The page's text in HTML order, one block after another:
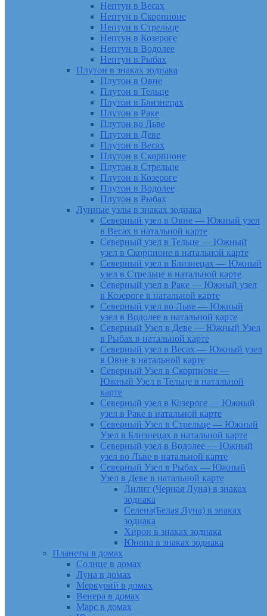
Нептун в Весах
Нептун в Скорпионе
Нептун в Стрельце
Нептун в Козероге
Нептун в Водолее
Нептун в Рыбах
Плутон в знаках зодиака
Плутон в Овне
Плутон в Тельце
Плутон в Близнецах
Плутон в Раке
Плутон во Льве
Плутон в Деве
Плутон в Весах
Плутон в Скорпионе
Плутон в Стрельце
Плутон в Козероге
Плутон в Водолее
Плутон в Рыбах
Лунные узлы в знаках зодиака
Северный узел в Овне — Южный узел
в Весах в натальной карте
Северный узел в Тельце — Южный
узел в Скорпионе в натальной карте
Северный узел в Близнецах — Южный
узел в Стрельце в натальной карте
Северный узел в Раке — Южный узел
в Козероге в натальной карте
Северный узел во Льве — Южный
узел в Водолее в натальной карте
Северный Узел в Деве — Южный Узел
в Рыбах в натальной карте
Северный узел в Весах — Южный узел
в Овне в натальной карте
Северный Узел в Скорпионе —
Южный Узел в Тельце в натальной
карте
Северный узел в Козероге — Южный
узел в Раке в натальной карте
Северный Узел в Стрельце — Южный
Узел в Близнецах в натальной карте
Северный узел в Водолее — Южный
узел во Льве в натальной карте
Северный Узел в Рыбах — Южный
Узел в Деве в натальной карте
Лилит (Черная Луна) в знаках
зодиака
Селена(Белая Луна) в знаках
зодиака
Хирон в знаках зодиака
Юнона в знаках зодиака
Планеты в домах
Солнце в домах
Луна в домах
Меркурий в домах
Венера в домах
Марс в домах